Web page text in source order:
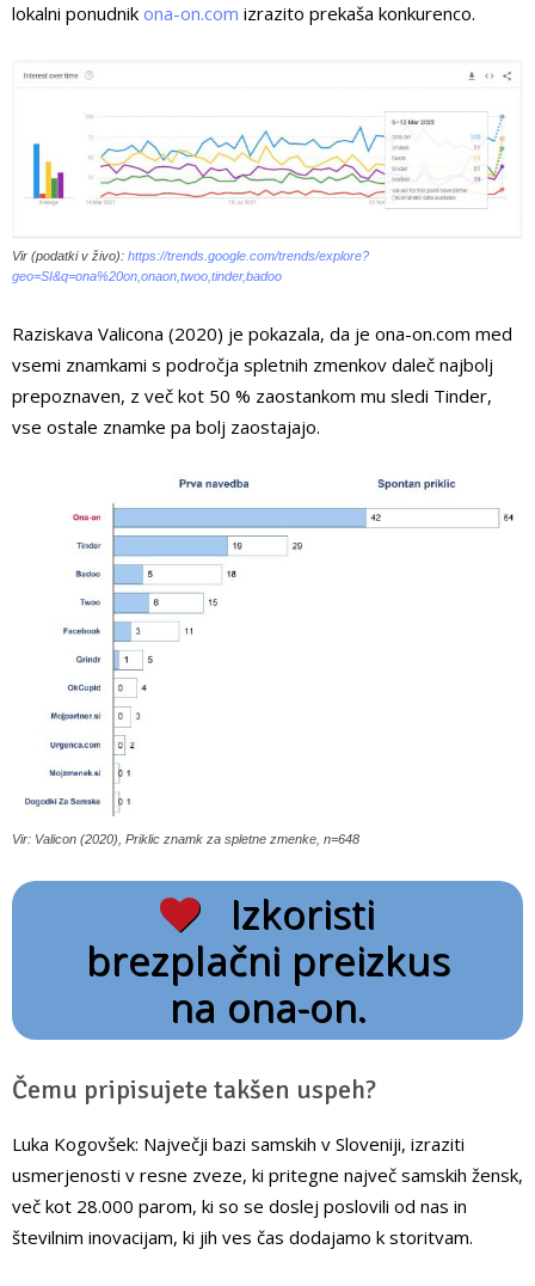
lokalni ponudnik ona-on.com izrazito prekaša konkurenco.
Vir (podatki v živo): https://trends.google.com/trends/explore?
geo=SI&q=ona%20on,onaon,twoo,tinder,badoo
Raziskava Valicona (2020) je pokazala, da je ona-on.com med
vsemi znamkami s področja spletnih zmenkov daleč najbolj
prepoznaven, z več kot 50 % zaostankom mu sledi Tinder,
vse ostale znamke pa bolj zaostajajo.
Vir: Valicon (2020), Priklic znamk za spletne zmenke, n=648
Izkoristi
brezplačni preizkus
na ona-on.
Čemu pripisujete takšen uspeh?
Luka Kogovšek: Največji bazi samskih v Sloveniji, izraziti
usmerjenosti v resne zveze, ki pritegne največ samskih žensk,
več kot 28.000 parom, ki so se doslej poslovili od nas in
številnim inovacijam, ki jih ves čas dodajamo k storitvam.